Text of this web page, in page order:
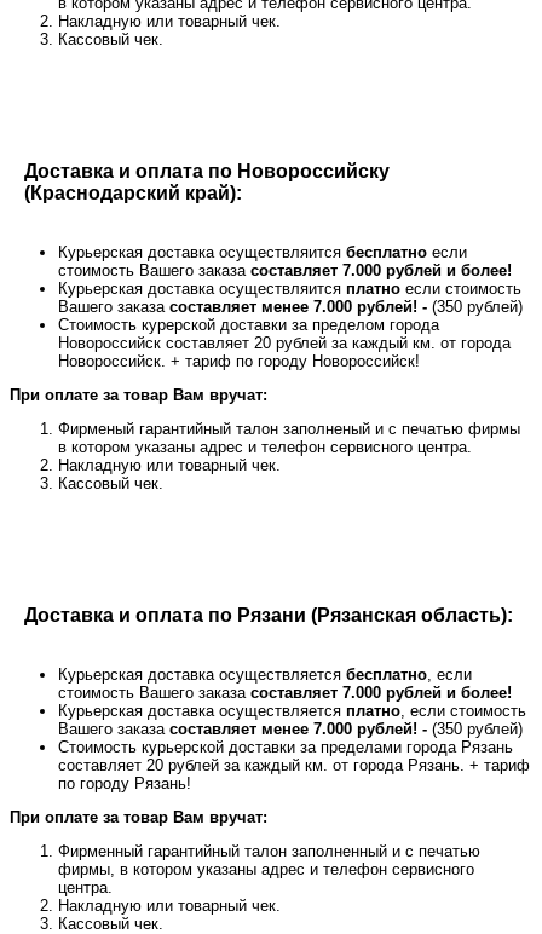
Накладную или товарный чек.
Кассовый чек.
Доставка и оплата по Новороссийску
(Краснодарский край):
Курьерская доставка осуществляится бесплатно если
стоимость Вашего заказа составляет 7.000 рублей и более!
Курьерская доставка осуществляится платно если стоимость
Вашего заказа составляет менее 7.000 рублей! - (350 рублей)
Стоимость курерской доставки за пределом города
Новороссийск составляет 20 рублей за каждый км. от города
Новороссийск. + тариф по городу Новороссийск!
При оплате за товар Вам вручат:
Фирменый гарантийный талон заполненый и с печатью фирмы
в котором указаны адрес и телефон сервисного центра.
Накладную или товарный чек.
Кассовый чек.
Доставка и оплата по Рязани (Рязанская область):
Курьерская доставка осуществляется бесплатно , если
стоимость Вашего заказа составляет 7.000 рублей и более!
Курьерская доставка осуществляется платно , если стоимость
Вашего заказа составляет менее 7.000 рублей! - (350 рублей)
Стоимость курьерской доставки за пределами города Рязань
составляет 20 рублей за каждый км. от города Рязань. + тариф
по городу Рязань!
При оплате за товар Вам вручат:
Фирменный гарантийный талон заполненный и с печатью
фирмы, в котором указаны адрес и телефон сервисного
центра.
Накладную или товарный чек.
Кассовый чек.